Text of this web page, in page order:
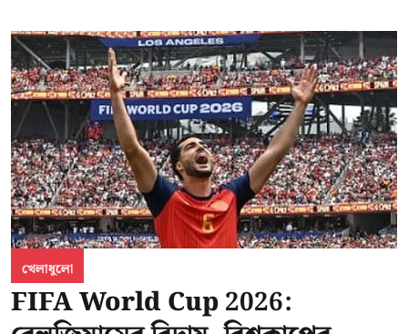
খেলাধুলো
FIFA World Cup 2026: